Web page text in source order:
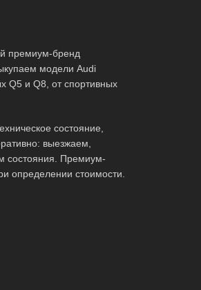
премиум-бренд
модели Audi
Q5 и Q8, от спортивных
состояние,
выезжаем,
состояния. Премиум-
определении стоимости.